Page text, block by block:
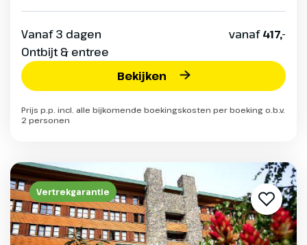
Vanaf 3 dagen
Ontbijt & entree
vanaf417,-
Bekijken
Prijs p.p. incl. alle bijkomende boekingskosten per boeking o.b.v.
2 personen
Vertrekgarantie